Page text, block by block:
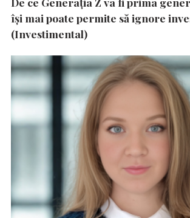
își mai poate permite să ignore
(Investimental)